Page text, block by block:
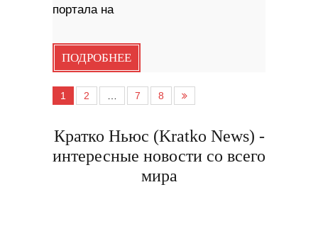
портала на
ПОДРОБНЕЕ
1 2 … 7 8
Кратко Ньюс (Kratko News) -
интересные новости со всего
мира